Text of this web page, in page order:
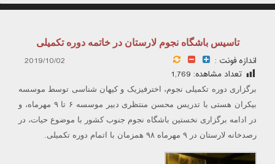
تاسیس باشگاه نجوم لارستان در خاتمه دوره تکمیلی
اندازه فونت :
2019/10/02
تعداد مشاهده: 1,769
برگزاری دوره تکمیلی نجوم، اخترفیزیک و کیهان شناسی توسط موسسه
بیکران هستی با تدریس محسن منتظری دبیر موسسه ۶ تا ۹ مهرماه، و
در ادامه برگزاری نخستین باشگاه نجوم جنوب کشور با موضوع حیات، در
رصدخانه لارستان در ۹ مهرماه ۹۸ همزمان با اتمام دوره تکمیلی.